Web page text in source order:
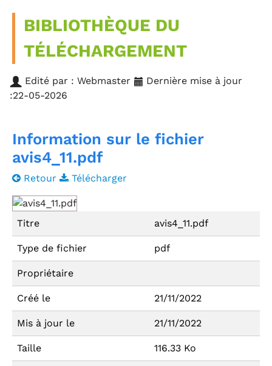
BIBLIOTHÈQUE DU
TÉLÉCHARGEMENT
Edité par : Webmaster
Dernière mise à jour
:22-05-2026
Information sur le fichier
avis4_11.pdf
Retour Télécharger
Titre avis4_11.pdf
Type de fichier pdf
Propriétaire
Créé le 21/11/2022
Mis à jour le 21/11/2022
Taille 116.33 Ko